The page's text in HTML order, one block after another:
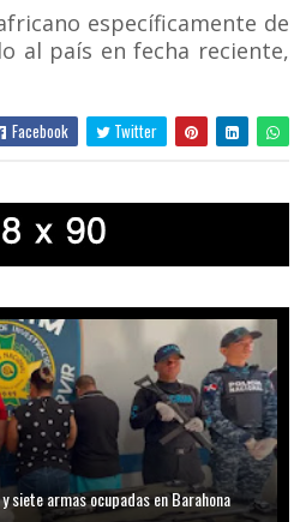
específicamente de
al país en fecha reciente,
Facebook Twitter
siete armas ocupadas en Barahona